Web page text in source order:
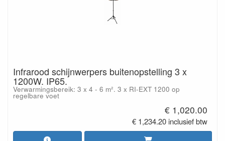
Infrarood schijnwerpers buitenopstelling 3 x
1200W. IP65.
Verwarmingsbereik: 3 x 4 - 6 m². 3 x RI-EXT 1200 op
regelbare voet
€ 1,020.00
€ 1,234.20 inclusief btw